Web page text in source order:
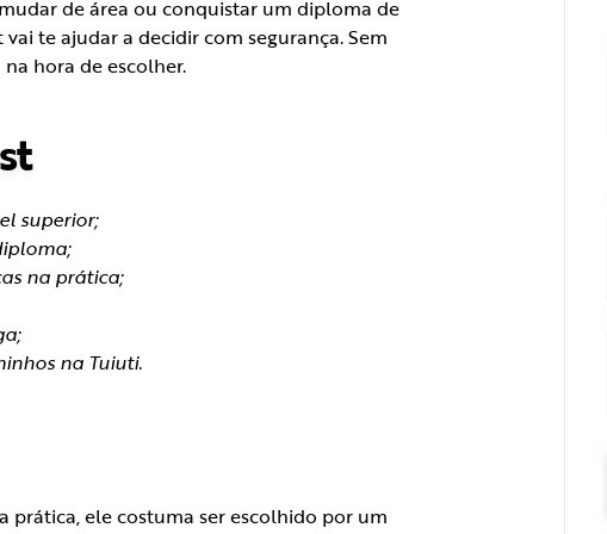
de área ou conquistar um diploma de
te ajudar a decidir com segurança. Sem
hora de escolher.
superior;
na prática;
na Tuiuti.
prática, ele costuma ser escolhido por um